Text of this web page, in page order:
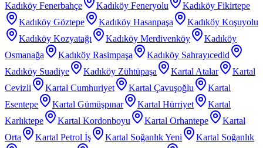
Kadıköy Fenerbahçe
Kadıköy Feneryolu
Kadıköy Fikirtepe
Kadıköy Göztepe
Kadıköy Hasanpaşa
Kadıköy Koşuyolu
Kadıköy Kozyatağı
Kadıköy Merdivenköy
Kadıköy
Osmanağa
Kadıköy Rasimpaşa
Kadıköy Sahrayıcedid
Kadıköy Suadiye
Kadıköy Zühtüpaşa Kartal Atalar
Kartal
Cevizli
Kartal Cumhuriyet Kartal Çavuşoğlu
Kartal
Esentepe
Kartal Gümüşpınar Kartal Hürriyet
Kartal
Karlıktepe
Kartal Kordonboyu Kartal Orhantepe
Kartal
Orta
Kartal Petrol İş Kartal Soğanlık Yeni
Kartal Soğanlık